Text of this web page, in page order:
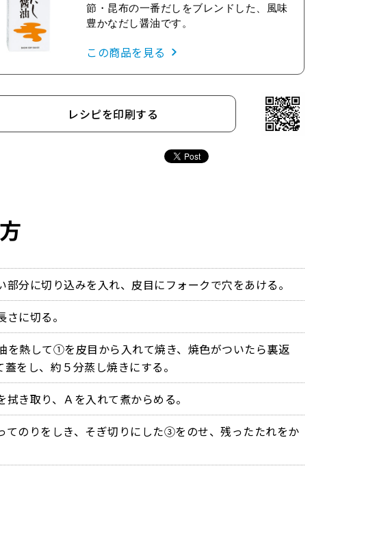
節・昆布の一番だしをブレンドした、風味
豊かなだし醤油です。
この商品を見る
レシピを印刷する
部分に切り込みを入れ、皮目にフォークで穴をあける。
に切る。
を熱して①を皮目から入れて焼き、焼色がついたら裏返
をし、約５分蒸し焼きにする。
き取り、Ａを入れて煮からめる。
てのりをしき、そぎ切りにした③をのせ、残ったたれをか